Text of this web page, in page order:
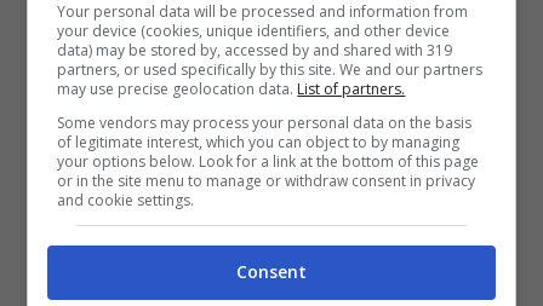
Your personal data will be processed and information from
your device (cookies, unique identifiers, and other device
data) may be stored by, accessed by and shared with 319
partners, or used specifically by this site. We and our partners
may use precise geolocation data. List of partners.
Some vendors may process your personal data on the basis
of legitimate interest, which you can object to by managing
your options below. Look for a link at the bottom of this page
or in the site menu to manage or withdraw consent in privacy
and cookie settings.
Consent